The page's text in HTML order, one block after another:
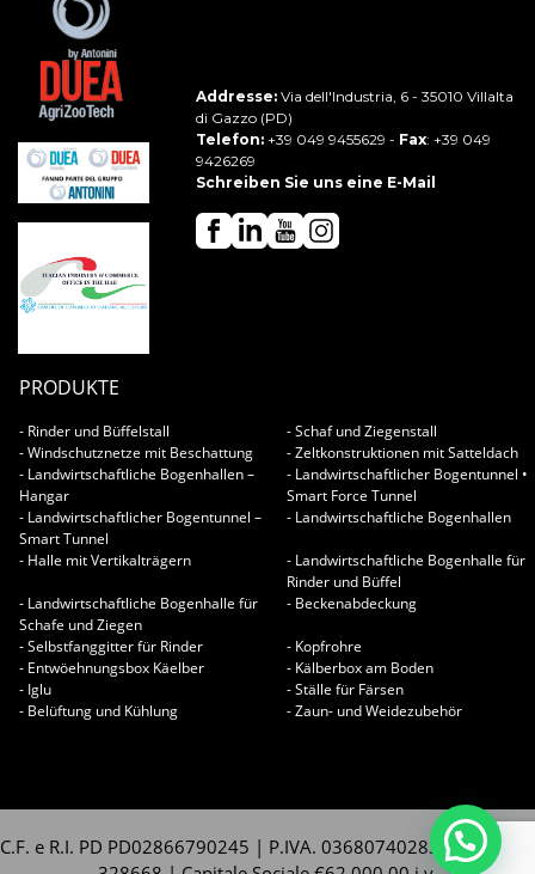
Addresse: Via dell'Industria, 6 - 35010 Villalta
di Gazzo (PD)
Telefon: +39 049 9455629 - Fax: +39 049
9426269
Schreiben Sie uns eine E-Mail
PRODUKTE
- Rinder und Büffelstall
- Schaf und Ziegenstall
- Windschutznetze mit Beschattung
- Zeltkonstruktionen mit Satteldach
- Landwirtschaftliche Bogenhallen –
Hangar
- Landwirtschaftlicher Bogentunnel •
Smart Force Tunnel
- Landwirtschaftlicher Bogentunnel –
Smart Tunnel
- Landwirtschaftliche Bogenhallen
- Halle mit Vertikalträgern
- Landwirtschaftliche Bogenhalle für
Rinder und Büffel
- Landwirtschaftliche Bogenhalle für
Schafe und Ziegen
- Beckenabdeckung
- Selbstfanggitter für Rinder
- Kopfrohre
- Entwöehnungsbox Käelber
- Kälberbox am Boden
- Iglu
- Ställe für Färsen
- Belüftung und Kühlung
- Zaun- und Weidezubehör
C.F. e R.I. PD PD02866790245 | P.IVA. 03680740283 | REA. PD -